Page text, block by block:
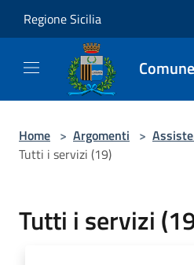
Regione Sicilia
Home > Argomenti >
Tutti i servizi (19)
Tutti i servizi